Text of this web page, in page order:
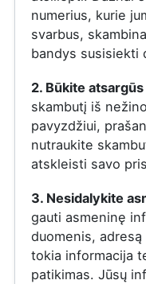
numerius, kurie
svarbus,
bandys susisiekti
2. Būkite
skambutį iš
pavyzdžiui,
nutraukite
atskleisti savo
3. Nesidalykite
gauti asmeninę
duomenis,
tokia informacija
patikimas. Jūsų